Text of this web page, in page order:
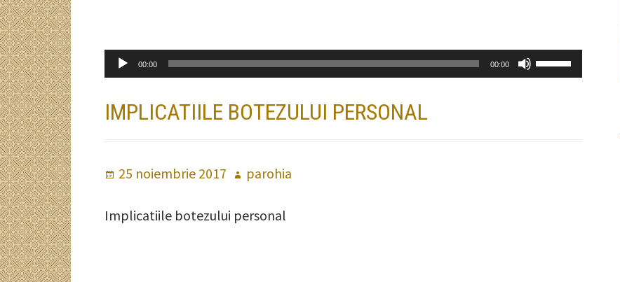
Căsătoriei?
Player
audio
00:00 00:00
Folosește
tastele
pentru
IMPLICATIILE BOTEZULUI PERSONAL
Publicat
25 noiembrie 2017 Autor
parohia
Implicatiile botezului personal